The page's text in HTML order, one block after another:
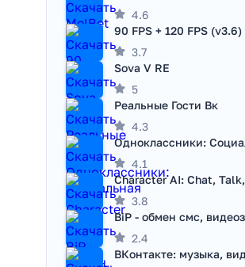
4.6
90 FPS + 120 FPS (v3.6)
3.7
Sova V RE
5
Реальные Гости Вк
4.3
Одноклассники:
4.1
Character AI: Chat,
3.8
BiP - обмен смс,
2.4
ВКонтакте: музыка,